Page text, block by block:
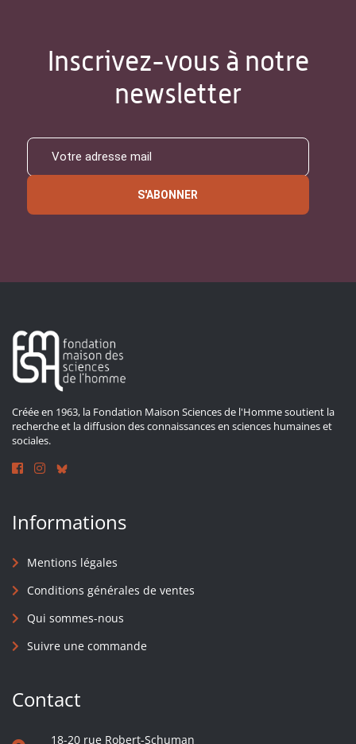
Inscrivez-vous à notre
newsletter
S'ABONNER
Créée en 1963, la Fondation Maison Sciences de l'Homme soutient la
recherche et la diffusion des connaissances en sciences humaines et
sociales.
Informations
Mentions légales
Conditions générales de ventes
Qui sommes-nous
Suivre une commande
Contact
18-20 rue Robert-Schuman